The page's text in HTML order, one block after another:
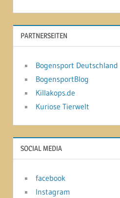
PARTNERSEITEN
Bogensport Deutschland
BogensportBlog
Killakops.de
Kuriose Tierwelt
SOCIAL MEDIA
facebook
Instagram